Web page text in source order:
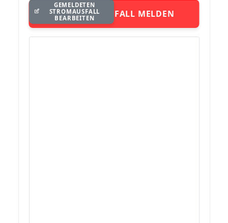
STROMAUSFALL MELDEN
GEMELDETEN
STROMAUSFALL
BEARBEITEN